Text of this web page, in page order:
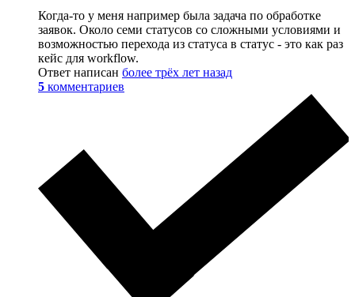
Когда-то у меня например была задача по обработке
заявок. Около семи статусов со сложными условиями и
возможностью перехода из статуса в статус - это как раз
кейс для workflow.
Ответ написан более трёх лет назад
5 комментариев